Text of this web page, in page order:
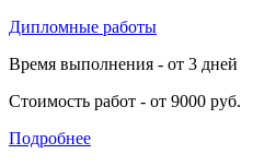
Дипломные работы
Время выполнения - от 3 дней
Стоимость работ - от 9000 руб.
Подробнее